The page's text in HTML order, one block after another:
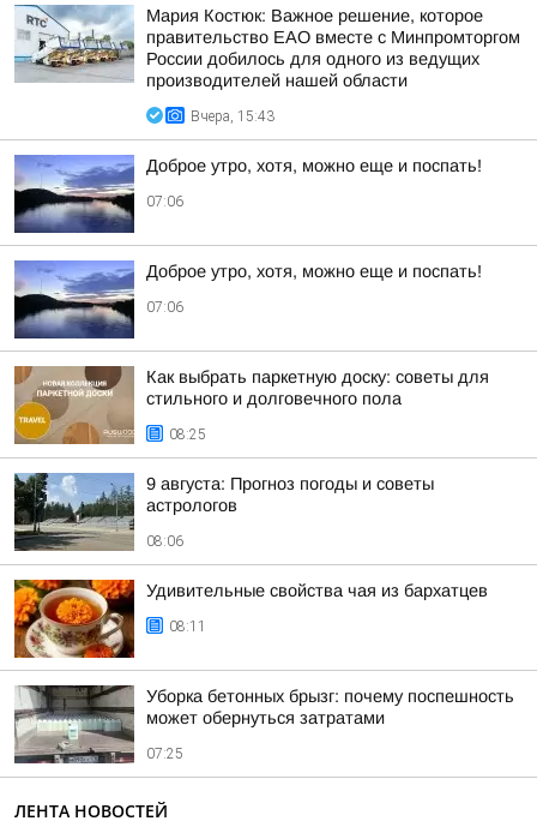
Мария Костюк: Важное решение, которое
правительство ЕАО вместе с Минпромторгом
России добилось для одного из ведущих
производителей нашей области
Вчера, 15:43
Доброе утро, хотя, можно еще и поспать!
07:06
Доброе утро, хотя, можно еще и поспать!
07:06
Как выбрать паркетную доску: советы для
стильного и долговечного пола
08:25
9 августа: Прогноз погоды и советы
астрологов
08:06
Удивительные свойства чая из бархатцев
08:11
Уборка бетонных брызг: почему поспешность
может обернуться затратами
07:25
ЛЕНТА НОВОСТЕЙ